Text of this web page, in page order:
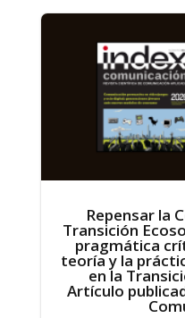
Repensar la
Transición
pragmática
teoría y la
en la
Artículo